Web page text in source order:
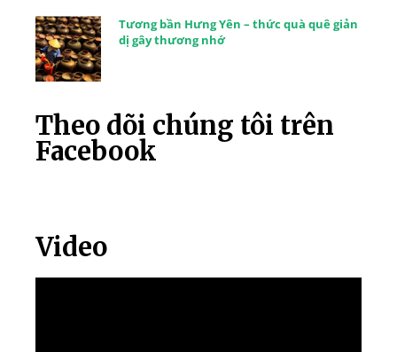
Tương bần Hưng Yên – thức quà quê giản
dị gây thương nhớ
Theo dõi chúng tôi trên
Facebook
Video